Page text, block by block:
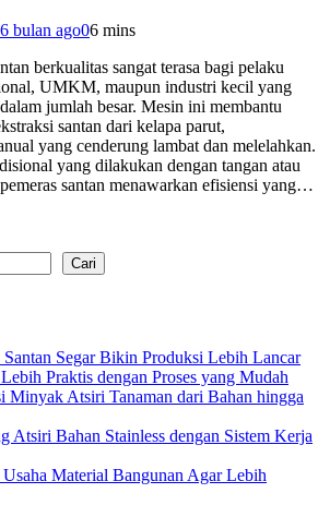
6 bulan ago06 mins
berkualitas sangat terasa bagi pelaku
UMKM, maupun industri kecil yang
jumlah besar. Mesin ini membantu
santan dari kelapa parut,
yang cenderung lambat dan melelahkan.
yang dilakukan dengan tangan atau
santan menawarkan efisiensi yang…
Cari
Santan Segar Bikin Produksi Lebih Lancar
Praktis dengan Proses yang Mudah
Minyak Atsiri Tanaman dari Bahan hingga
Atsiri Bahan Stainless dengan Sistem Kerja
Material Bangunan Agar Lebih